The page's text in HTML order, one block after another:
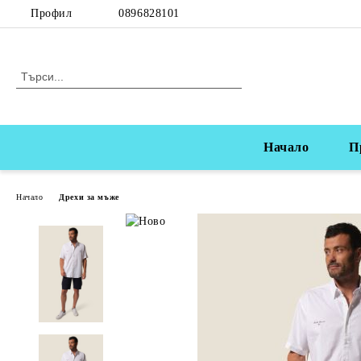
Профил 0896828101
Начало
Начало Дрехи за мъже